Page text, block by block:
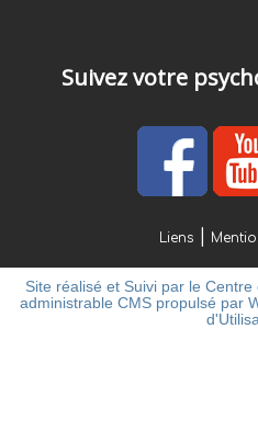
Suivez votre
Liens
Site réalisé et Suivi par le
administrable CMS propulsé par